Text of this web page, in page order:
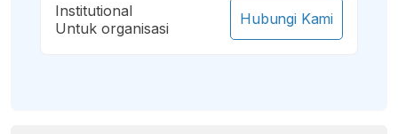
Institutional
Untuk organisasi
Hubungi Kami